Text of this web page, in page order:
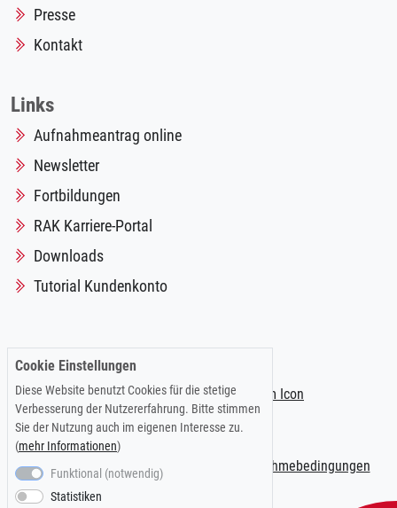
Presse
Kontakt
Links
Aufnahmeantrag online
Newsletter
Fortbildungen
RAK Karriere-Portal
Downloads
Tutorial Kundenkonto
Impressum |Datenschutzerklärung Teilnahmebedingungen
Cookie Einstellungen
Diese Website benutzt Cookies für die stetige
Verbesserung der Nutzererfahrung. Bitte stimmen
Sie der Nutzung auch im eigenen Interesse zu.
(mehr Informationen)
Funktional (notwendig)
Statistiken